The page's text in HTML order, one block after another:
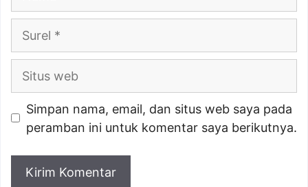
Surel
Situs
Simpan nama, email, dan situs web saya pada
peramban ini untuk komentar saya berikutnya.